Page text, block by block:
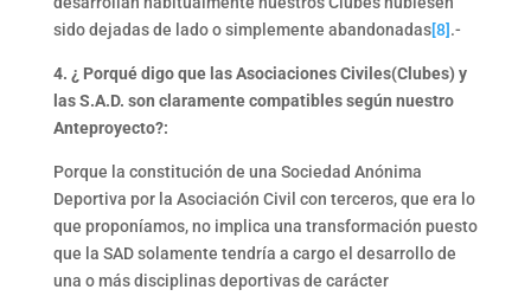
sido dejadas de lado o simplemente abandonadas[8].-
4. ¿ Porqué digo que las Asociaciones Civiles(Clubes) y
las S.A.D. son claramente compatibles según nuestro
Anteproyecto?:
Porque la constitución de una Sociedad Anónima
Deportiva por la Asociación Civil con terceros, que era lo
que proponíamos, no implica una transformación puesto
que la SAD solamente tendría a cargo el desarrollo de
una o más disciplinas deportivas de carácter